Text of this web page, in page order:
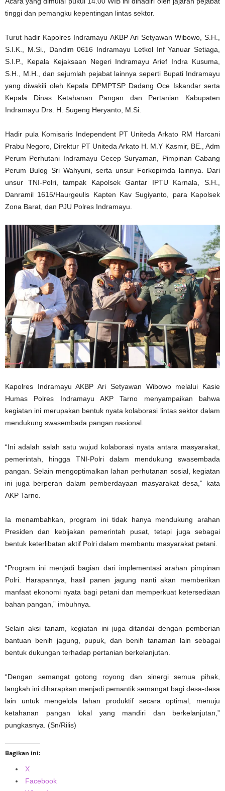
tinggi dan pemangku kepentingan lintas sektor.
Turut hadir Kapolres Indramayu AKBP Ari Setyawan Wibowo, S.H.,
S.I.K., M.Si., Dandim 0616 Indramayu Letkol Inf Yanuar Setiaga,
S.I.P., Kepala Kejaksaan Negeri Indramayu Arief Indra Kusuma,
S.H., M.H., dan sejumlah pejabat lainnya seperti Bupati Indramayu
yang diwakili oleh Kepala DPMPTSP Dadang Oce Iskandar serta
Kepala Dinas Ketahanan Pangan dan Pertanian Kabupaten
Indramayu Drs. H. Sugeng Heryanto, M.Si.
Hadir pula Komisaris Independent PT Uniteda Arkato RM Harcani
Prabu Negoro, Direktur PT Uniteda Arkato H. M.Y Kasmir, BE., Adm
Perum Perhutani Indramayu Cecep Suryaman, Pimpinan Cabang
Perum Bulog Sri Wahyuni, serta unsur Forkopimda lainnya. Dari
unsur TNI-Polri, tampak Kapolsek Gantar IPTU Karnala, S.H.,
Danramil 1615/Haurgeulis Kapten Kav Sugiyanto, para Kapolsek
Zona Barat, dan PJU Polres Indramayu.
Kapolres Indramayu AKBP Ari Setyawan Wibowo melalui Kasie
Humas Polres Indramayu AKP Tarno menyampaikan bahwa
kegiatan ini merupakan bentuk nyata kolaborasi lintas sektor dalam
mendukung swasembada pangan nasional.
“Ini adalah salah satu wujud kolaborasi nyata antara masyarakat,
pemerintah, hingga TNI-Polri dalam mendukung swasembada
pangan. Selain mengoptimalkan lahan perhutanan sosial, kegiatan
ini juga berperan dalam pemberdayaan masyarakat desa,” kata
AKP Tarno.
Ia menambahkan, program ini tidak hanya mendukung arahan
Presiden dan kebijakan pemerintah pusat, tetapi juga sebagai
bentuk keterlibatan aktif Polri dalam membantu masyarakat petani.
“Program ini menjadi bagian dari implementasi arahan pimpinan
Polri. Harapannya, hasil panen jagung nanti akan memberikan
manfaat ekonomi nyata bagi petani dan memperkuat ketersediaan
bahan pangan,” imbuhnya.
Selain aksi tanam, kegiatan ini juga ditandai dengan pemberian
bantuan benih jagung, pupuk, dan benih tanaman lain sebagai
bentuk dukungan terhadap pertanian berkelanjutan.
“Dengan semangat gotong royong dan sinergi semua pihak,
langkah ini diharapkan menjadi pemantik semangat bagi desa-desa
lain untuk mengelola lahan produktif secara optimal, menuju
ketahanan pangan lokal yang mandiri dan berkelanjutan,”
pungkasnya. (Sn/Rilis)
Bagikan ini:
X
Facebook